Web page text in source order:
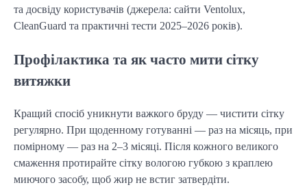
та досвіду користувачів (джерела: сайти Ventolux,
CleanGuard та практичні тести 2025–2026 років).
Профілактика та як часто мити сітку
витяжки
Кращий спосіб уникнути важкого бруду — чистити сітку
регулярно. При щоденному готуванні — раз на місяць, при
помірному — раз на 2–3 місяці. Після кожного великого
смаження протирайте сітку вологою губкою з краплею
миючого засобу, щоб жир не встиг затвердіти.